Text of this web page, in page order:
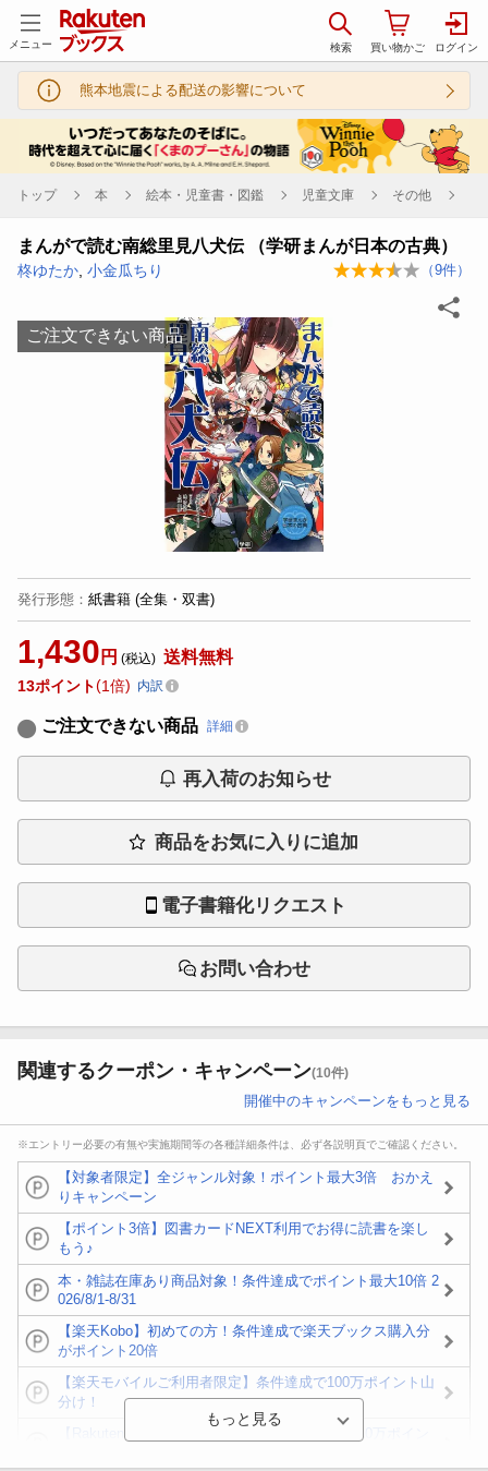
メニュー
熊本地震による配送の影響について
トップ 本 絵本・児童書・図鑑 児童文庫 その他
まんがで読む南総里見八犬伝 （学研まんが日本の古典）
柊ゆたか 小金瓜ちり （9件）
ご注文できない商品
発行形態 ： 紙書籍 (全集・双書)
1,430 円 (税込) 送料無料
13ポイント 1倍 内訳
ご注文できない商品 詳細
再入荷のお知らせ
商品をお気に入りに追加
電子書籍化リクエスト
お問い合わせ
関連するクーポン・キャンペーン(10件)
開催中のキャンペーンをもっと見る
※エントリー必要の有無や実施期間等の各種詳細条件は、必ず各説明頁でご確認ください。
【対象者限定】全ジャンル対象！ポイント最大3倍 おかえ
りキャンペーン
【ポイント3倍】図書カードNEXT利用でお得に読書を楽し
もう♪
本・雑誌在庫あり商品対象！条件達成でポイント最大10倍 2
026/8/1-8/31
【楽天Kobo】初めての方！条件達成で楽天ブックス購入分
がポイント20倍
【楽天モバイルご利用者限定】条件達成で100万ポイント山
分け！